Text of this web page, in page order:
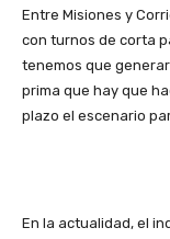
Entre Misiones y
con turnos de corta
tenemos que
prima que hay que
plazo el escenario
En la actualidad, el